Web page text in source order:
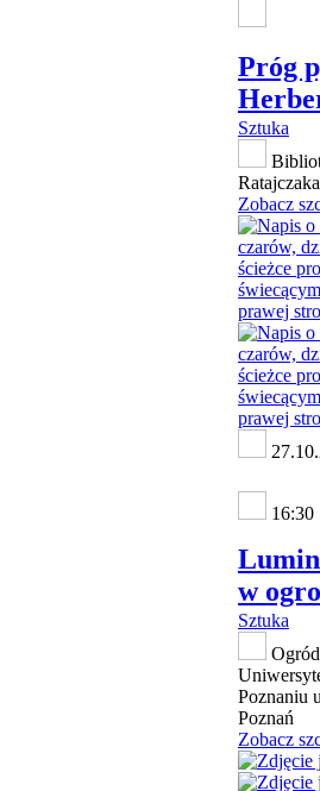
Próg
Sztuka
Zobacz
16:30
w
Sztuka
Poznaniu
Poznań
Zobacz